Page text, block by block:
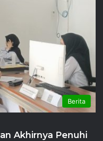
Berita
Akhirnya Penuhi